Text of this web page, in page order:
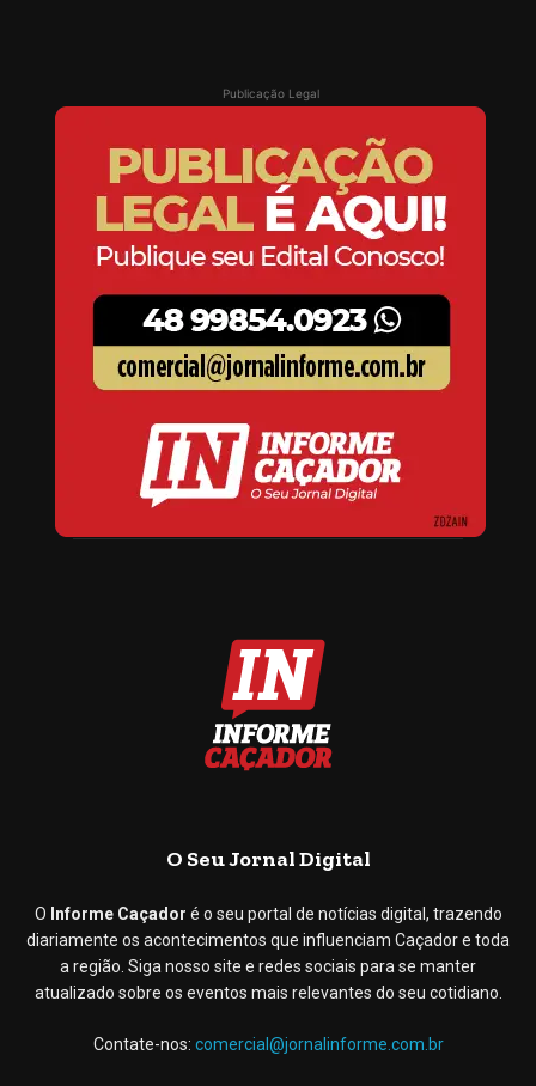
Publicação Legal
O Seu Jornal Digital
O Informe Caçador é o seu portal de notícias digital, trazendo
diariamente os acontecimentos que influenciam Caçador e toda
a região. Siga nosso site e redes sociais para se manter
atualizado sobre os eventos mais relevantes do seu cotidiano.
Contate-nos: comercial@jornalinforme.com.br